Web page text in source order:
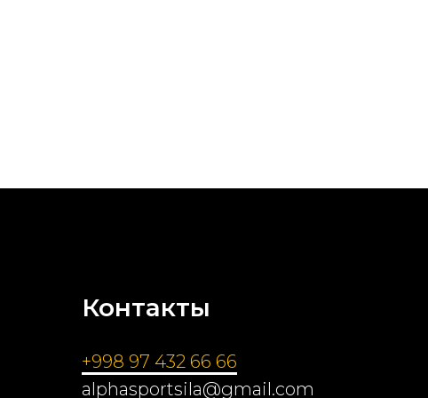
Контакты
+998 97 432 66 66
alphasportsila@gmail.com